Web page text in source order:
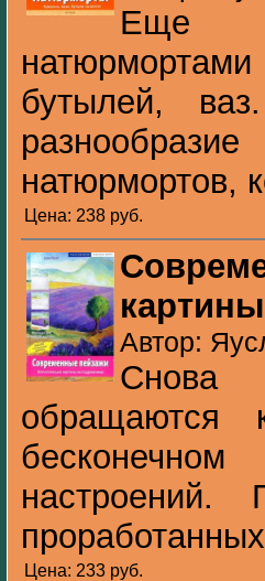
Еще
бутылей,
натюрмортов,
Цена: 238 pуб.
картины
Автор:
Снова
настроений.
Цена: 233 pуб.